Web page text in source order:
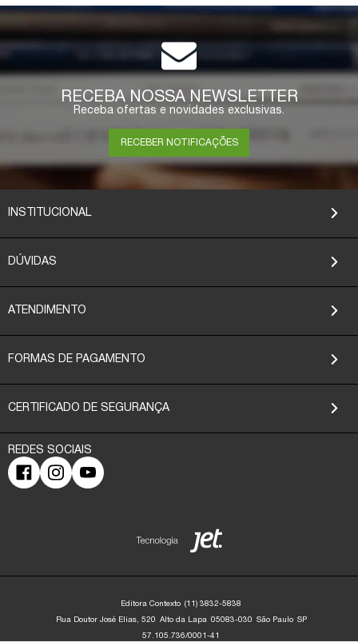
RECEBA NOSSA NEWSLETTER
Receba ofertas e novidades exclusivas.
RECEBER NOTIFICAÇÕES
INSTITUCIONAL
DÚVIDAS
ATENDIMENTO
FORMAS DE PAGAMENTO
CERTIFICADO DE SEGURANÇA
Editora Contexto (11) 3832-5838
Rua Doutor José Elias, 520 Alto da Lapa 05083-030 São Paulo SP
57.105.736/0001-41